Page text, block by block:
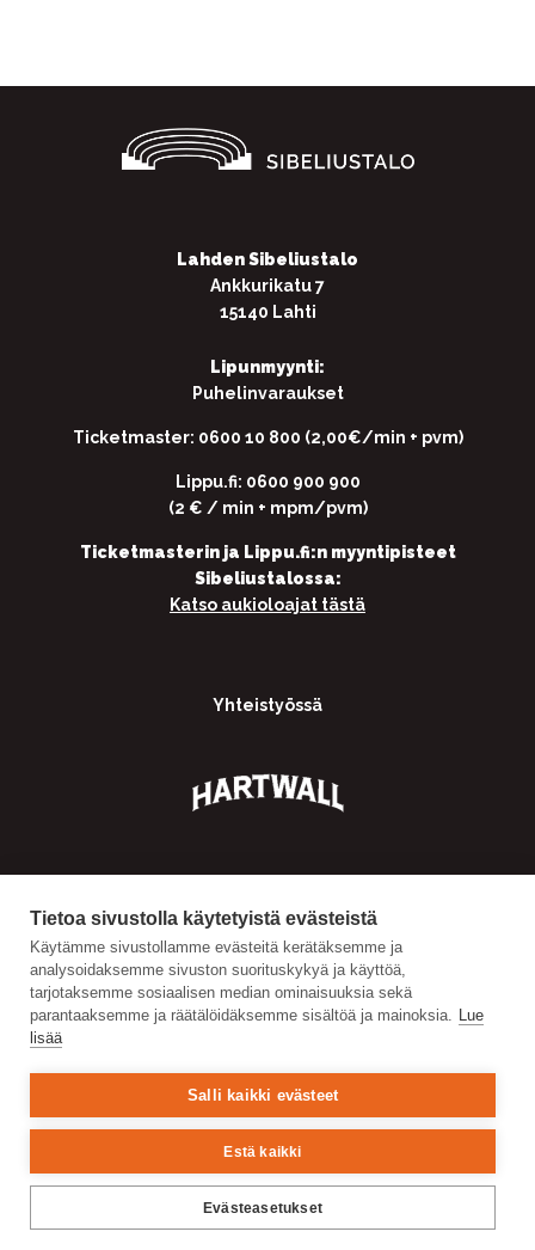
Tietoa sivustolla käytetyistä evästeistä
Käytämme sivustollamme evästeitä kerätäksemme ja
analysoidaksemme sivuston suorituskykyä ja käyttöä,
tarjotaksemme sosiaalisen median ominaisuuksia sekä
parantaaksemme ja räätälöidäksemme sisältöä ja mainoksia. Lue
lisää
Salli kaikki evästeet
Estä kaikki
Evästeasetukset
Lahden Sibeliustalo
Ankkurikatu 7
15140 Lahti
Lipunmyynti:
Puhelinvaraukset
Ticketmaster: 0600 10 800 (2,00€/min + pvm)
Lippu.fi: 0600 900 900
(2 € / min + mpm/pvm)
Ticketmasterin ja Lippu.fi:n myyntipisteet
Sibeliustalossa:
Katso aukioloajat tästä
Yhteistyössä